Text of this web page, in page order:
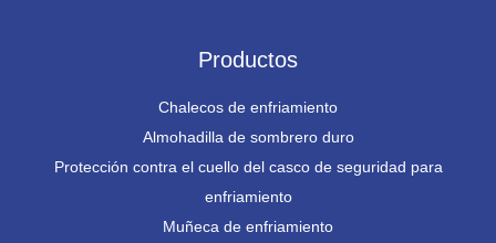
Productos
Chalecos de enfriamiento
Almohadilla de sombrero duro
Protección contra el cuello del casco de seguridad para
enfriamiento
Muñeca de enfriamiento